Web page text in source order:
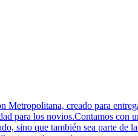
creado para
para los novios.Contamos con
sino que también sea parte